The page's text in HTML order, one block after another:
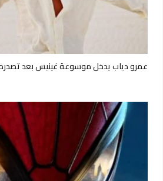
عمرو دياب يدخل موسوعة غينيس بعد تصدره